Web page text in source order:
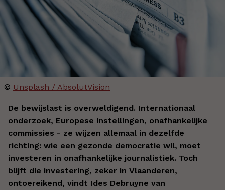
© Unsplash / AbsolutVision
De bewijslast is overweldigend. Internationaal
onderzoek, Europese instellingen, onafhankelijke
commissies - ze wijzen allemaal in dezelfde
richting: wie een gezonde democratie wil, moet
investeren in onafhankelijke journalistiek. Toch
blijft die investering, zeker in Vlaanderen,
ontoereikend, vindt Ides Debruyne van